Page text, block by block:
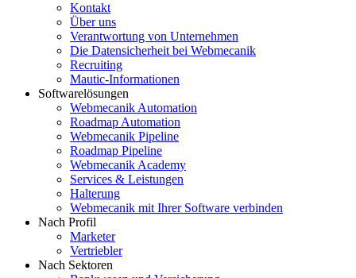
Kontakt
Über uns
Verantwortung von Unternehmen
Die Datensicherheit bei Webmecanik
Recruiting
Mautic-Informationen
Softwarelösungen
Webmecanik Automation
Roadmap Automation
Webmecanik Pipeline
Roadmap Pipeline
Webmecanik Academy
Services & Leistungen
Halterung
Webmecanik mit Ihrer Software verbinden
Nach Profil
Marketer
Vertriebler
Nach Sektoren